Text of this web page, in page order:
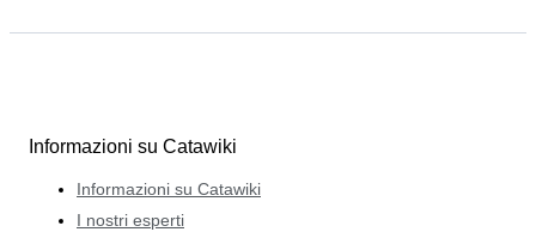
Informazioni su Catawiki
Informazioni su Catawiki
I nostri esperti